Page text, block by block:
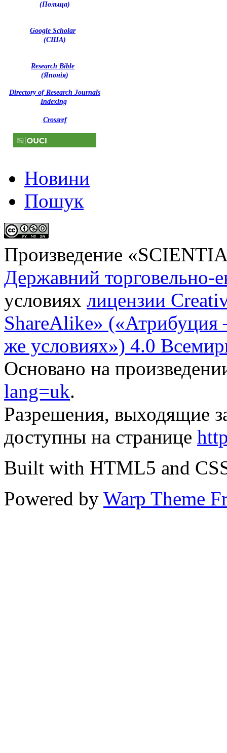
(Польща)
Google Scholar
(США)
Research Bible
(Японія)
Directory of Research Journals
Indexing
Crossref
Новини
Пошук
Произведение «
Державний торговельно-
условиях лицензии
ShareAlike»
же условиях») 4.0
Основано на
lang=uk.
Разрешения, выходящие
доступны на странице
Built with HTML5 and
Powered by Warp Theme